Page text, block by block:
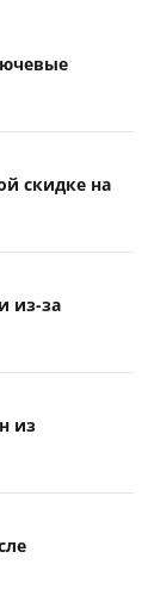
скидке на
из-за
из